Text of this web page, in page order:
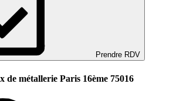
Prendre RDV
de métallerie Paris 16ème 75016